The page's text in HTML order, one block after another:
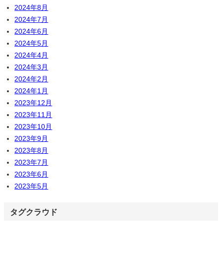
2024年8月
2024年7月
2024年6月
2024年5月
2024年4月
2024年3月
2024年2月
2024年1月
2023年12月
2023年11月
2023年10月
2023年9月
2023年8月
2023年7月
2023年6月
2023年5月
タグクラウド